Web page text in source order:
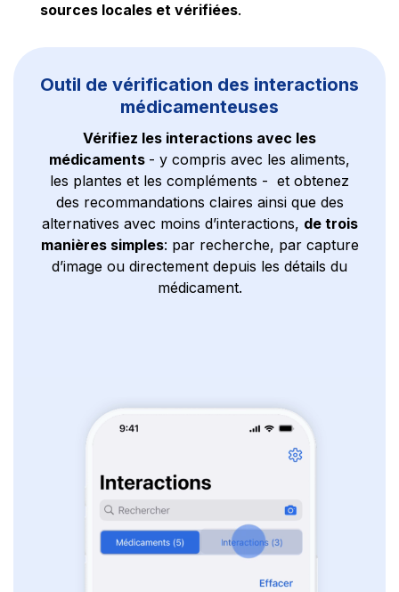
sources locales et vérifiées.
Outil de vérification des interactions
médicamenteuses
Vérifiez les interactions avec les
médicaments - y compris avec les aliments,
les plantes et les compléments - et obtenez
des recommandations claires ainsi que des
alternatives avec moins d’interactions, de trois
manières simples: par recherche, par capture
d’image ou directement depuis les détails du
médicament.